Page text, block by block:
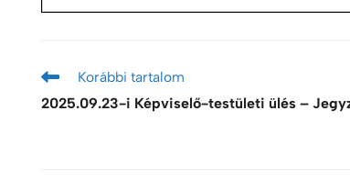
Korábbi tartalom
2025.09.23-i Képviselő-testületi ülés –